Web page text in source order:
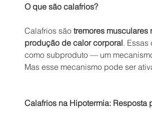
O que são calafrios?
Calafrios são tremores musculares
produção de calor corporal. Essas
como subproduto — um
Mas esse mecanismo pode ser
Calafrios na Hipotermia: Resposta